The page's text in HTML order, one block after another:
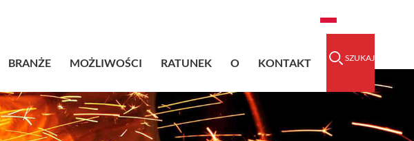
SZUKAJ
BRANŻE MOŻLIWOŚCI RATUNEK O KONTAKT